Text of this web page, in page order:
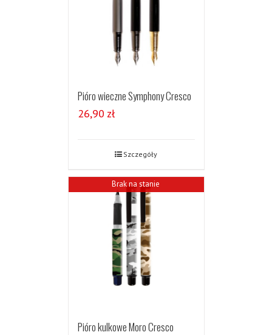
Pióro wieczne Symphony Cresco
26,90 zł
Szczegóły
Brak na stanie
Pióro kulkowe Moro Cresco